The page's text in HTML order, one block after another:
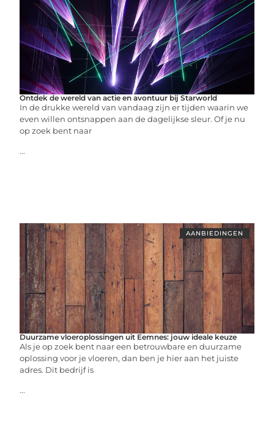
Ontdek de wereld van actie en avontuur bij Starworld
In de drukke wereld van vandaag zijn er tijden waarin we
even willen ontsnappen aan de dagelijkse sleur. Of je nu
op zoek bent naar
...
AANBIEDINGEN
Duurzame vloeroplossingen uit Eemnes: jouw ideale keuze
Als je op zoek bent naar een betrouwbare en duurzame
oplossing voor je vloeren, dan ben je hier aan het juiste
adres. Dit bedrijf is
...